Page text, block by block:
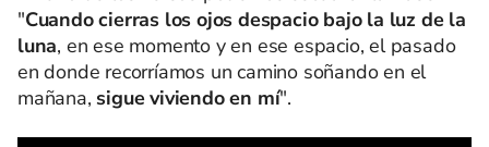
"Cuando cierras los ojos despacio bajo la luz de la
luna, en ese momento y en ese espacio, el pasado
en donde recorríamos un camino soñando en el
mañana, sigue viviendo en mí".